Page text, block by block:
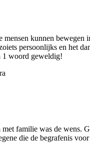
mensen kunnen bewegen
persoonlijks en het
woord geweldig!
familie was de wens.
die de begrafenis